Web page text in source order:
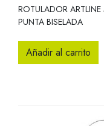
ROTULADOR
PUNTA BISELADA
Añadir al carrito